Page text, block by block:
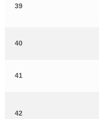
39
40
41
42